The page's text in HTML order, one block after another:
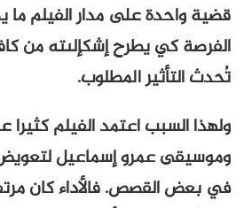
قضية واحدة على مدار الفيلم ما
الفرصة كي يطرح إشكإلىته من
تُحدث التأثير المطلوب.
ولهذا السبب اعتمد الفيلم كثيرا
وموسيقى عمرو إسماعيل
في بعض القصص. فالأداء كان